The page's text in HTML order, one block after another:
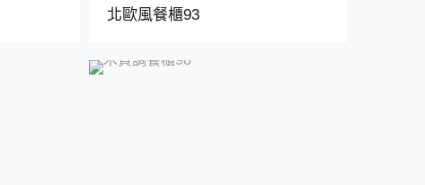
北歐風餐櫃93